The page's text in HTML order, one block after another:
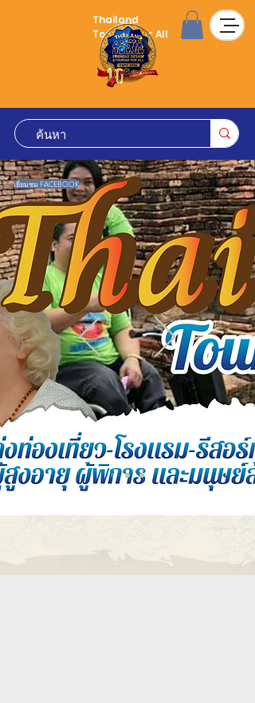
Thailand
Tourism for All
เยี่ยมชม FACEBOOK